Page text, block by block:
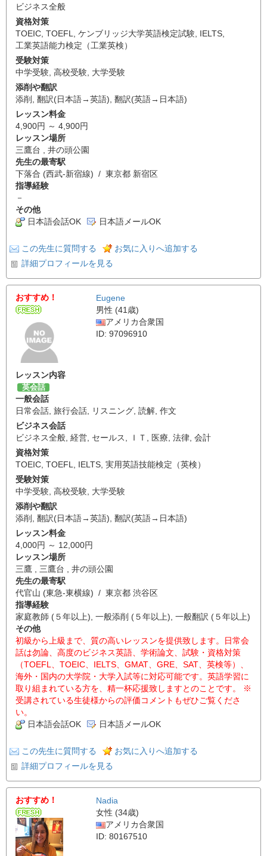
ビジネス全般
資格対策
TOEIC TOEFL ケンブリッジ大学英語検定試験 IELTS
工業英語能力検定（工業英検）
受験対策
中学受験 高校受験 大学受験
添削や翻訳
添削
翻訳(日本語→英語) 翻訳(英語→日本語)
レッスン料金
4,900円 ～ 4,900円
レッスン場所
三鷹台 , 井の頭公園
先生の最寄駅
下落合 (西武-新宿線) / 東京都 新宿区
指導経験
－
その他
日本語会話OK
日本語メールOK
この先生に質問する
お気に入りへ追加する
詳細プロフィールを見る
おすすめ！
Eugene
男性 (41歳)
アメリカ合衆国
ID: 97096910
レッスン内容
英会話
一般会話
日常会話 旅行会話 リスニング 読解 作文
ビジネス会話
ビジネス全般 経営 セールス ＩＴ 医療 法律 会計
資格対策
TOEIC TOEFL IELTS 実用英語技能検定（英検）
受験対策
中学受験 高校受験 大学受験
添削や翻訳
添削
翻訳(日本語→英語) 翻訳(英語→日本語)
レッスン料金
4,000円 ～ 12,000円
レッスン場所
三鷹 , 三鷹台 , 井の頭公園
先生の最寄駅
代官山 (東急-東横線) / 東京都 渋谷区
指導経験
家庭教師 (５年以上), 一般添削 (５年以上), 一般翻訳 (５年以上)
その他
初級から上級まで、質の高いレッスンを提供致します。日常会
話は勿論、高度のビジネス英語、学術論文、試験・資格対策
（TOEFL、TOEIC、IELTS、GMAT、GRE、SAT、英検等）、
海外・国内の大学院・大学入試等に対応可能です。英語学習に
取り組まれている方を、精一杯応援致しますとのことです。 ※
受講されている生徒様からの評価コメントもぜひご覧くださ
い。
日本語会話OK
日本語メールOK
この先生に質問する
お気に入りへ追加する
詳細プロフィールを見る
おすすめ！
Nadia
女性 (34歳)
アメリカ合衆国
ID: 80167510